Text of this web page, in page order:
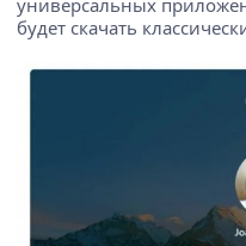
универсальных
будет скачать